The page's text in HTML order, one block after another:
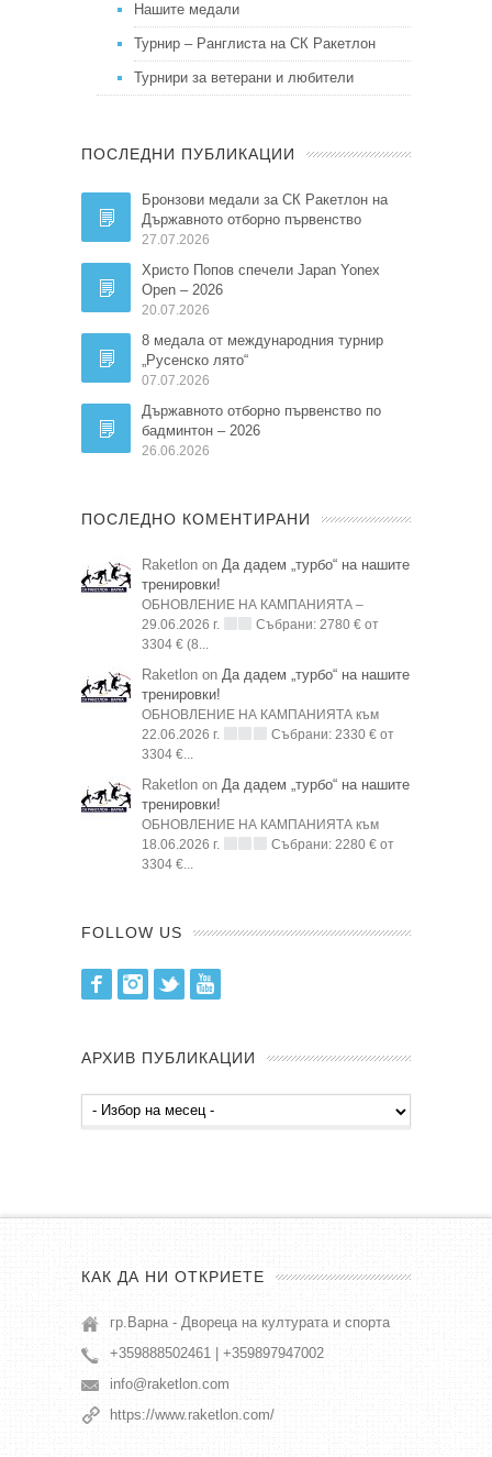
Нашите медали
Турнир – Ранглиста на СК Ракетлон
Турнири за ветерани и любители
ПОСЛЕДНИ ПУБЛИКАЦИИ
Бронзови медали за СК Ракетлон на
Държавното отборно първенство
27.07.2026
Христо Попов спечели Japan Yonex
Open – 2026
20.07.2026
8 медала от международния турнир
„Русенско лято“
07.07.2026
Държавното отборно първенство по
бадминтон – 2026
26.06.2026
ПОСЛЕДНО КОМЕНТИРАНИ
Raketlon on Да дадем „турбо“ на нашите
тренировки!
ОБНОВЛЕНИЕ НА КАМПАНИЯТА –
29.06.2026 г.
Събрани: 2780 € от
3304 € (8...
Raketlon on Да дадем „турбо“ на нашите
тренировки!
ОБНОВЛЕНИЕ НА КАМПАНИЯТА към
22.06.2026 г.
Събрани: 2330 € от
3304 €...
Raketlon on Да дадем „турбо“ на нашите
тренировки!
ОБНОВЛЕНИЕ НА КАМПАНИЯТА към
18.06.2026 г.
Събрани: 2280 € от
3304 €...
FOLLOW US
FacebookInstagram
Twitter
АРХИВ ПУБЛИКАЦИИ
Архив
публикации
КАК ДА НИ ОТКРИЕТЕ
гр.Варна - Двореца на културата и спорта
+359888502461 | +359897947002
info@raketlon.com
https://www.raketlon.com/